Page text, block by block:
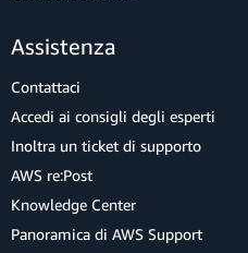
Assistenza
Contattaci
Accedi ai consigli degli esperti
Inoltra un ticket di supporto
AWS re:Post
Knowledge Center
Panoramica di AWS Support